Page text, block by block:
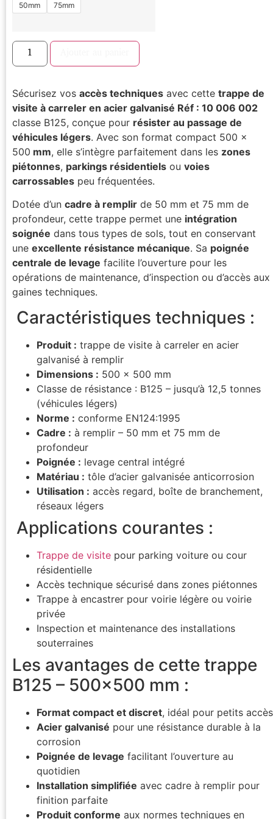
50mm 75mm
Sécurisez vos accès techniques avec cette trappe de
visite à carreler en acier galvanisé Réf : 10 006 002
classe B125, conçue pour résister au passage de
véhicules légers. Avec son format compact 500 x
500 mm, elle s’intègre parfaitement dans les zones
piétonnes, parkings résidentiels ou voies
carrossables peu fréquentées.
Dotée d’un cadre à remplir de 50 mm et 75 mm de
profondeur, cette trappe permet une intégration
soignée dans tous types de sols, tout en conservant
une excellente résistance mécanique. Sa poignée
centrale de levage facilite l’ouverture pour les
opérations de maintenance, d’inspection ou d’accès aux
gaines techniques.
Caractéristiques techniques :
Produit : trappe de visite à carreler en acier
galvanisé à remplir
Dimensions : 500 x 500 mm
Classe de résistance : B125 – jusqu’à 12,5 tonnes
(véhicules légers)
Norme : conforme EN124:1995
Cadre : à remplir – 50 mm et 75 mm de
profondeur
Poignée : levage central intégré
Matériau : tôle d’acier galvanisée anticorrosion
Utilisation : accès regard, boîte de branchement,
réseaux légers
️ Applications courantes :
Trappe de visite pour parking voiture ou cour
résidentielle
Accès technique sécurisé dans zones piétonnes
Trappe à encastrer pour voirie légère ou voirie
privée
Inspection et maintenance des installations
souterraines
Les avantages de cette trappe
B125 – 500×500 mm :
Format compact et discret, idéal pour petits accès
Acier galvanisé pour une résistance durable à la
corrosion
Poignée de levage facilitant l’ouverture au
quotidien
Installation simplifiée avec cadre à remplir pour
finition parfaite
Produit conforme aux normes techniques en